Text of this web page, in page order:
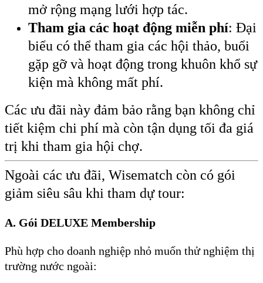
mở rộng mạng lưới hợp tác.
Tham gia các hoạt động miễn phí: Đại
biểu có thể tham gia các hội thảo, buổi
gặp gỡ và hoạt động trong khuôn khổ sự
kiện mà không mất phí.
Các ưu đãi này đảm bảo rằng bạn không chỉ
tiết kiệm chi phí mà còn tận dụng tối đa giá
trị khi tham gia hội chợ.
Ngoài các ưu đãi, Wisematch còn có gói
giảm siêu sâu khi tham dự tour:
A. Gói DELUXE Membership
Phù hợp cho doanh nghiệp nhỏ muốn thử nghiệm thị
trường nước ngoài: